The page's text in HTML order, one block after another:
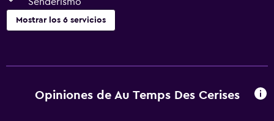
Mostrar los 6 servicios
Microondas
Opiniones de Au Temps Des Cerises